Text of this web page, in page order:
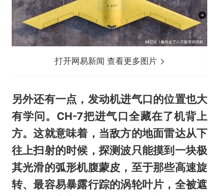
打开网易新闻 查看更多图片
另外还有一点，发动机进气口的位置也大
有学问。CH-7把进气口全藏在了机背上
方。这就意味着，当敌方的地面雷达从下
往上扫射的时候，探测波只能摸到一块极
其光滑的弧形机腹蒙皮，至于那些高速旋
转、最容易暴露行踪的涡轮叶片，全被遮